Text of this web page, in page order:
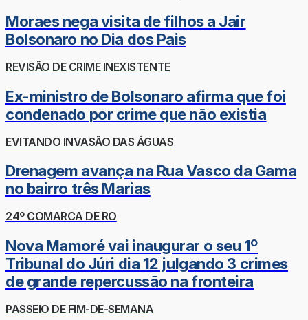
Moraes nega visita de filhos a Jair
Bolsonaro no Dia dos Pais
REVISÃO DE CRIME INEXISTENTE
Ex-ministro de Bolsonaro afirma que foi
condenado por crime que não existia
EVITANDO INVASÃO DAS ÁGUAS
Drenagem avança na Rua Vasco da Gama
no bairro três Marias
24º COMARCA DE RO
Nova Mamoré vai inaugurar o seu 1º
Tribunal do Júri dia 12 julgando 3 crimes
de grande repercussão na fronteira
PASSEIO DE FIM-DE-SEMANA